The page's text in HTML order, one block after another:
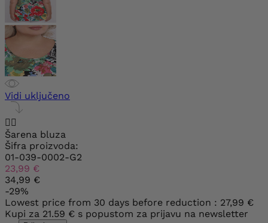
Vidi uključeno

Šarena bluza
Šifra proizvoda:
01-039-0002-G2
23,99 €
34,99 €
-29%
Lowest price from 30 days before reduction : 27,99 €
Kupi za 21.59 € s popustom za prijavu na newsletter